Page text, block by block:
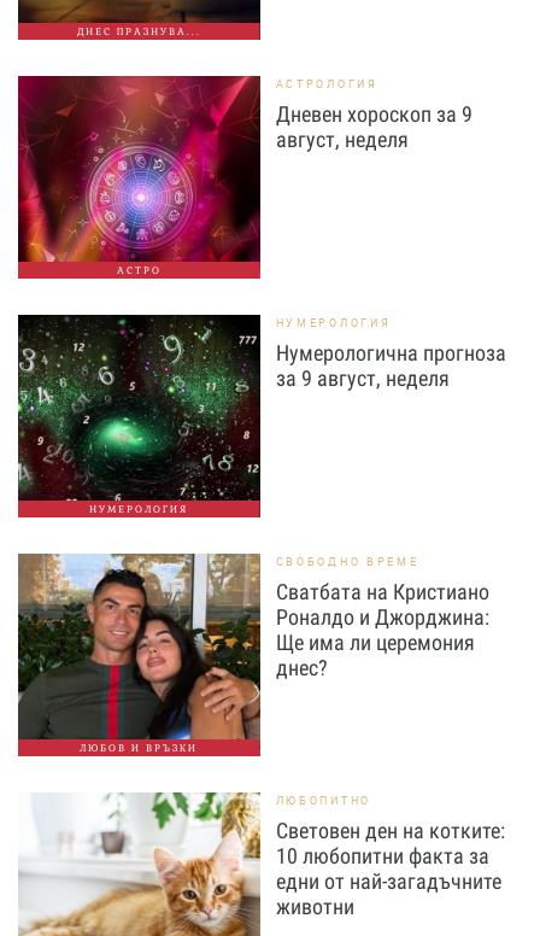
ДНЕС ПРАЗНУВА...
АСТРО
АСТРОЛОГИЯ
Дневен хороскоп за 9
август, неделя
НУМЕРОЛОГИЯ
НУМЕРОЛОГИЯ
Нумерологична прогноза
за 9 август, неделя
ЛЮБОВ И ВРЪЗКИ
СВОБОДНО ВРЕМЕ
Сватбата на Кристиано
Роналдо и Джорджина:
Ще има ли церемония
днес?
ЛЮБОПИТНО
Световен ден на котките:
10 любопитни факта за
едни от най-загадъчните
животни